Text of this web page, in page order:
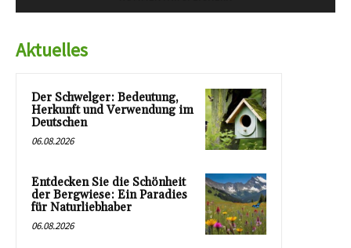
Aktuelles
Der Schwelger: Bedeutung,
Herkunft und Verwendung im
Deutschen
06.08.2026
Entdecken Sie die Schönheit
der Bergwiese: Ein Paradies
für Naturliebhaber
06.08.2026